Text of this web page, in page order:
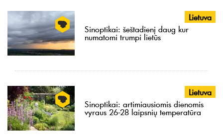
Lietuva
Sinoptikai: šeštadienį daug kur
numatomi trumpi lietūs
Lietuva
Sinoptikai: artimiausiomis dienomis
vyraus 26-28 laipsnių temperatūra